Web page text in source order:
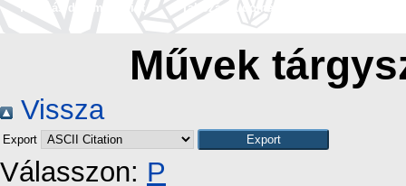
Tallózás dátum szerint
Tallózás tudományterület szerint
Művek
Vissza
Export
Válasszon: P